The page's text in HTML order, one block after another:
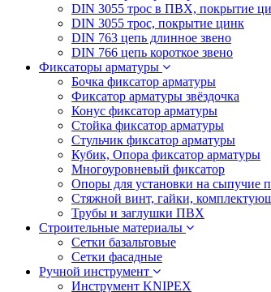
DIN 3055 трос в ПВХ, покрытие
DIN 3055 трос, покрытие цинк
DIN 763 цепь длинное звено
DIN 766 цепь короткое звено
Фиксаторы арматуры
Бочка фиксатор арматуры
Фиксатор арматуры звёздочка
Конус фиксатор арматуры
Стойка фиксатор арматуры
Стульчик фиксатор арматуры
Кубик, Опора фиксатор арматуры
Многоуровневый фиксатор
Опоры для установки на сыпучие
Стяжной винт, гайки,
Трубы и заглушки ПВХ
Строительные материалы
Сетки базальтовые
Сетки фасадные
Ручной инструмент
Инструмент KNIPEX